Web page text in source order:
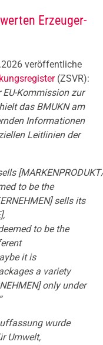
Erzeuger-
veröffentliche
(ZSVR):
Kommission zur
das BMUKN am
Informationen
Leitlinien der
to be the
sells its
to be the
it is
a variety
only under
wurde
Umwelt,